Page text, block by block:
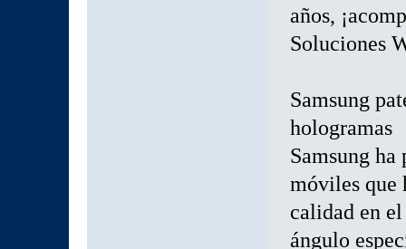
años,
Soluciones
Samsung
hologramas
Samsung ha
móviles que
calidad en
ángulo